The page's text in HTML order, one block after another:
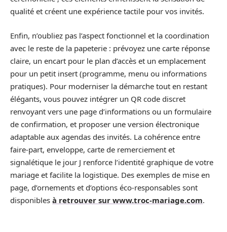
qualité et créent une expérience tactile pour vos invités.
Enfin, n’oubliez pas l’aspect fonctionnel et la coordination
avec le reste de la papeterie : prévoyez une carte réponse
claire, un encart pour le plan d’accès et un emplacement
pour un petit insert (programme, menu ou informations
pratiques). Pour moderniser la démarche tout en restant
élégants, vous pouvez intégrer un QR code discret
renvoyant vers une page d’informations ou un formulaire
de confirmation, et proposer une version électronique
adaptable aux agendas des invités. La cohérence entre
faire‑part, enveloppe, carte de remerciement et
signalétique le jour J renforce l’identité graphique de votre
mariage et facilite la logistique. Des exemples de mise en
page, d’ornements et d’options éco‑responsables sont
disponibles à retrouver sur www.troc-mariage.com.